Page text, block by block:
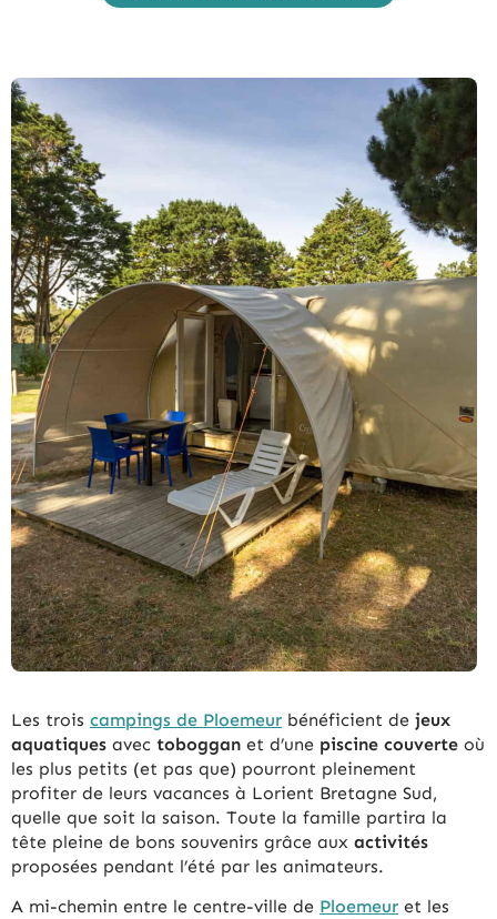
Les trois campings de Ploemeur bénéficient de jeux
aquatiques avec toboggan et d’une piscine couverte où
les plus petits (et pas que) pourront pleinement
profiter de leurs vacances à Lorient Bretagne Sud,
quelle que soit la saison. Toute la famille partira la
tête pleine de bons souvenirs grâce aux activités
proposées pendant l’été par les animateurs.
A mi-chemin entre le centre-ville de Ploemeur et les